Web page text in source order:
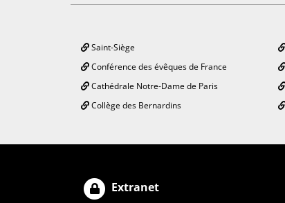
Saint-Siège
Conférence des évêques de France
Cathédrale Notre-Dame de Paris
Collège des Bernardins
Extranet